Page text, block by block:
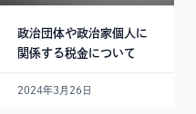
政治団体や政治家個人に
関係する税金について
2024年3月26日